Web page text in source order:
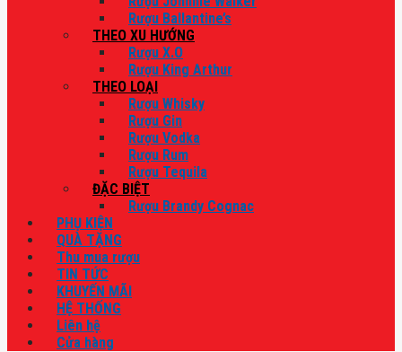
Rượu Ballantine’s
THEO XU HƯỚNG
Rượu X.O
Rượu King Arthur
THEO LOẠI
Rượu Whisky
Rượu Gin
Rượu Vodka
Rượu Rum
Rượu Tequila
ĐẶC BIỆT
Rượu Brandy Cognac
PHỤ KIỆN
QUÀ TẶNG
Thu mua rượu
TIN TỨC
KHUYẾN MÃI
HỆ THỐNG
Liên hệ
Cửa hàng